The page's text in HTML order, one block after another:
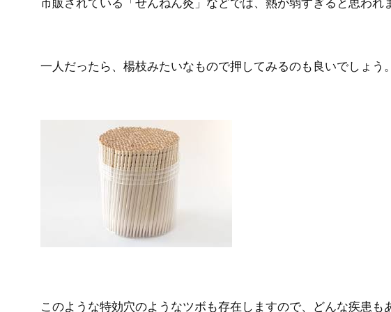
一人だったら、楊枝みたいなもので押してみるのも良いでしょう
このような特効穴のようなツボも存在しますので、どんな疾患